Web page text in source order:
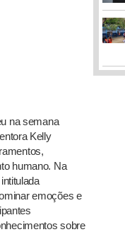
na semana
Kelly
humano. Na
emoções e
sobre